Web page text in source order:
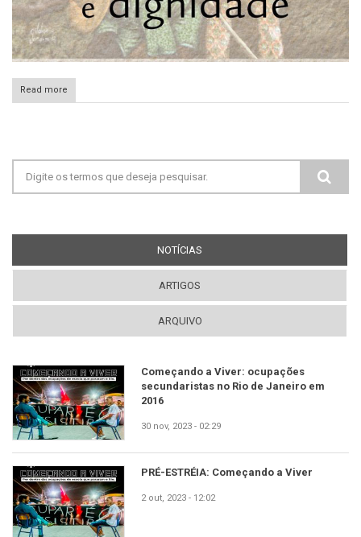
Read more
Formulário de busca
NOTÍCIAS
ARTIGOS
ARQUIVO
Começando a Viver: ocupações
secundaristas no Rio de Janeiro em
2016
30 nov, 2023 - 02:29
PRÉ-ESTRÉIA: Começando a Viver
2 out, 2023 - 12:02